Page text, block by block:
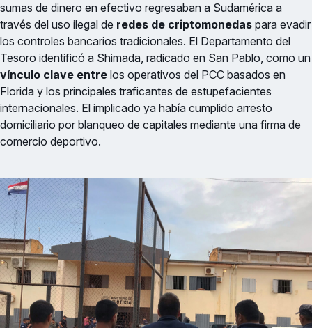
sumas de dinero en efectivo regresaban a Sudamérica a
través del uso ilegal de redes de criptomonedas para evadir
los controles bancarios tradicionales. El Departamento del
Tesoro identificó a Shimada, radicado en San Pablo, como un
vínculo clave entre los operativos del PCC basados en
Florida y los principales traficantes de estupefacientes
internacionales. El implicado ya había cumplido arresto
domiciliario por blanqueo de capitales mediante una firma de
comercio deportivo.